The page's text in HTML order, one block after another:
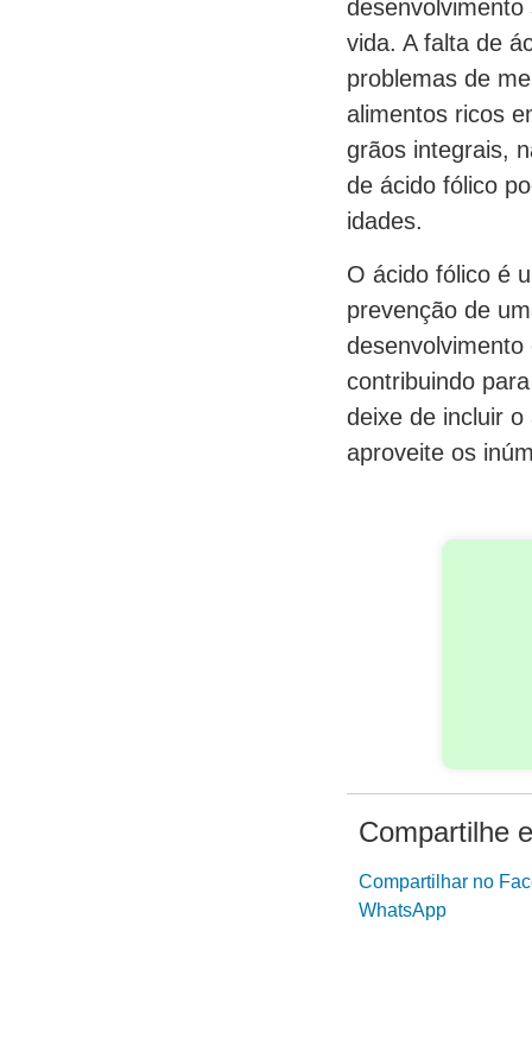
vida. A falta de
problemas de
alimentos ricos
grãos integrais,
de ácido fólico
idades.
O ácido fólico é
prevenção de
contribuindo
deixe de incluir
aproveite os
Compartilhe
Compartilhar no
WhatsApp